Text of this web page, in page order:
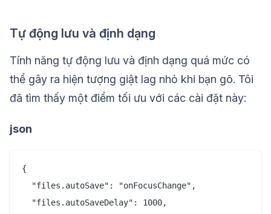
Tự động lưu và định dạng
Tính năng tự động lưu và định dạng quá mức có
thể gây ra hiện tượng giật lag nhỏ khi bạn gõ. Tôi
đã tìm thấy một điểm tối ưu với các cài đặt này:
json
{
  "files.autoSave": "onFocusChange",
  "files.autoSaveDelay": 1000,